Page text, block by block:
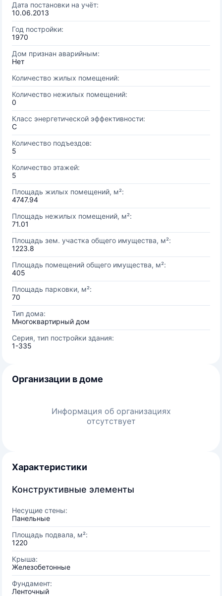
Дата постановки на учёт:
10.06.2013
Год постройки:
1970
Дом признан аварийным:
Нет
Количество жилых помещений:
Количество нежилых помещений:
0
Класс энергетической эффективности:
C
Количество подъездов:
5
Количество этажей:
5
Площадь жилых помещений, м²:
4747.94
Площадь нежилых помещений, м²:
71.01
Площадь зем. участка общего имущества, м²:
1223.8
Площадь помещений общего имущества, м²:
405
Площадь парковки, м²:
70
Тип дома:
Многоквартирный дом
Серия, тип постройки здания:
1-335
Организации в доме
Информация об организациях
отсутствует
Характеристики
Конструктивные элементы
Несущие стены:
Панельные
Площадь подвала, м²:
1220
Крыша:
Железобетонные
Фундамент:
Ленточный